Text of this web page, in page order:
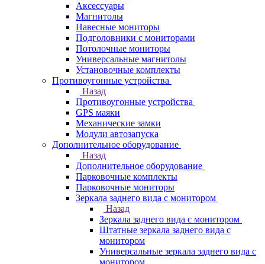
Аксессуары
Магнитолы
Навесные мониторы
Подголовники с мониторами
Потолочные мониторы
Универсальные магнитолы
Установочные комплекты
Противоугонные устройства
Назад
Противоугонные устройства
GPS маяки
Механические замки
Модули автозапуска
Дополнительное оборудование
Назад
Дополнительное оборудование
Парковочные комплекты
Парковочные мониторы
Зеркала заднего вида с монитором
Назад
Зеркала заднего вида с монитором
Штатные зеркала заднего вида с
монитором
Универсальные зеркала заднего вида с
монитором